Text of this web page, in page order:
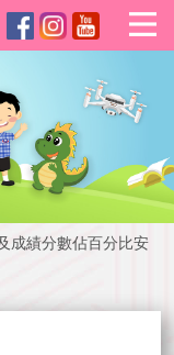
成績分數佔百分比安